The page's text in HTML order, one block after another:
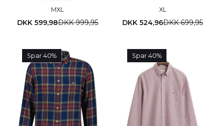
MXL
DKK 599,98DKK 999,95
XL
DKK 524,96DKK 699,95
Spar 40% Spar 40%